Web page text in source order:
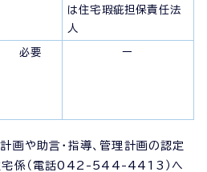
は住宅瑕疵担保責任法
人
必要 ー
画や助言・指導、管理計画の認定
宅係（電話042-544-4413）へ